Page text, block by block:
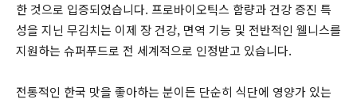
한 것으로 입증되었습니다. 프로바이오틱스 함량과 건강 증진 특
성을 지닌 무김치는 이제 장 건강, 면역 기능 및 전반적인 웰니스를
지원하는 슈퍼푸드로 전 세계적으로 인정받고 있습니다.
전통적인 한국 맛을 좋아하는 분이든 단순히 식단에 영양가 있는